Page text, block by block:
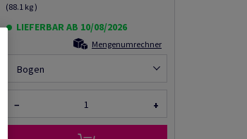
(88.1 kg )
LIEFERBAR AB 10/08/2026
Mengenumrechner
Bogen
− +